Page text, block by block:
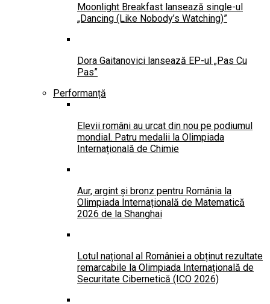
Moonlight Breakfast lansează single-ul
„Dancing (Like Nobody’s Watching)”
Dora Gaitanovici lansează EP-ul „Pas Cu
Pas”
Performanță
Elevii români au urcat din nou pe podiumul
mondial. Patru medalii la Olimpiada
Internațională de Chimie
Aur, argint și bronz pentru România la
Olimpiada Internațională de Matematică
2026 de la Shanghai
Lotul național al României a obținut rezultate
remarcabile la Olimpiada Internațională de
Securitate Cibernetică (ICO 2026)